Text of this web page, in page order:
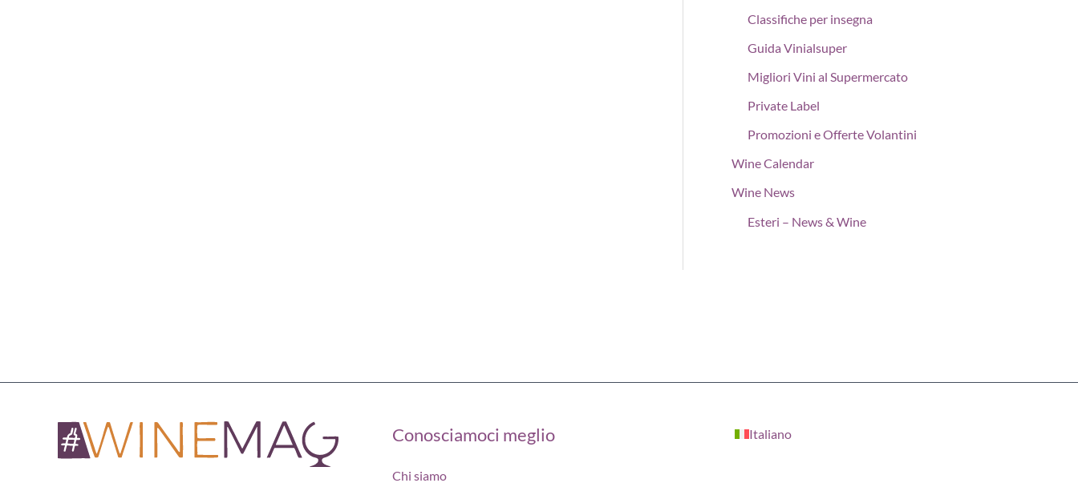
Classifiche per insegna
Guida Vinialsuper
Migliori Vini al Supermercato
Private Label
Promozioni e Offerte Volantini
Wine Calendar
Wine News
Esteri – News & Wine
Conosciamoci meglio
Chi siamo
Italiano